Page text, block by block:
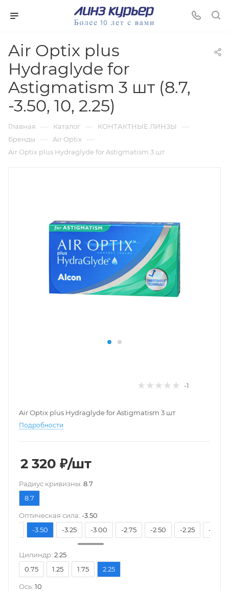
Air Optix plus
Hydraglyde for
Astigmatism 3 шт (8.7,
-3.50, 10, 2.25)
Главная — Каталог — КОНТАКТНЫЕ ЛИНЗЫ —
Бренды — Air Optix —
Air Optix plus Hydraglyde for Astigmatism 3 шт
-1
Air Optix plus Hydraglyde for Astigmatism 3 шт
Подробности
2 320 ₽/шт
Pадиус кривизны: 8.7
8.7
Оптическая сила: -3.50
-3.50 -3.25 -3.00 -2.75 -2.50 -2.25 -2.00
Цилиндр: 2.25
0.75
1.25 1.75 2.25
Ось: 10